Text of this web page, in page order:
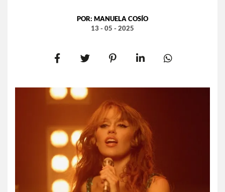
POR: MANUELA COSÍO
13 - 05 - 2025